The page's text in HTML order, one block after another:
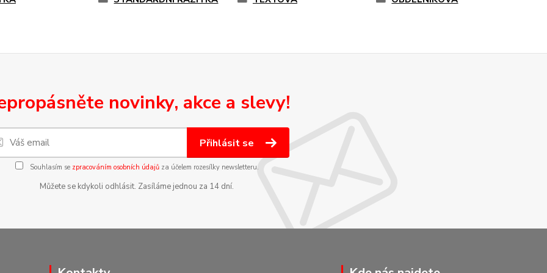
novinky, akce a slevy!
Přihlásit se
Souhlasím se zpracováním osobních údajůza účelem rozesílky newsletteru.
Můžete se kdykoli odhlásit. Zasíláme jednou za 14 dní.